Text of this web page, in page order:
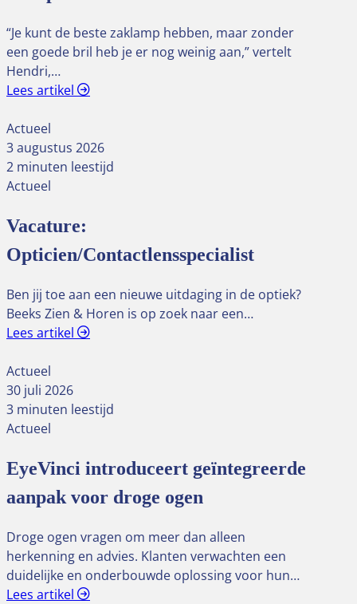
“Je kunt de beste zaklamp hebben, maar zonder
een goede bril heb je er nog weinig aan,” vertelt
Hendri,…
Lees artikel
Actueel
3 augustus 2026
2 minuten leestijd
Actueel
Vacature:
Opticien/Contactlensspecialist
Ben jij toe aan een nieuwe uitdaging in de optiek?
Beeks Zien & Horen is op zoek naar een…
Lees artikel
Actueel
30 juli 2026
3 minuten leestijd
Actueel
EyeVinci introduceert geïntegreerde
aanpak voor droge ogen
Droge ogen vragen om meer dan alleen
herkenning en advies. Klanten verwachten een
duidelijke en onderbouwde oplossing voor hun…
Lees artikel